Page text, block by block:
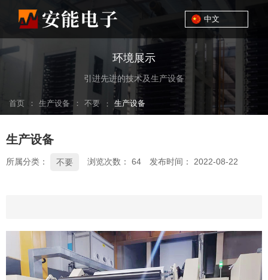
中文
环境展示
引进先进的技术及生产设备
首页 ： 生产设备 ： 不要 ： 生产设备
生产设备
所属分类： 不要 浏览次数： 64 发布时间： 2022-08-22